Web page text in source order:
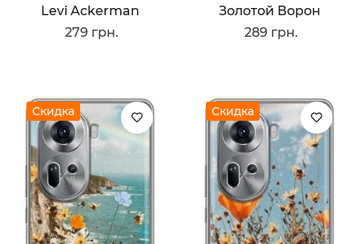
Levi Ackerman
279 грн.
Золотой Ворон
289 грн.
Скидка Скидка